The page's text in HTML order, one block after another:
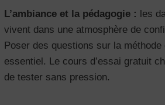
L’ambiance et la pédagogie : les
vivent dans une atmosphère de
Poser des questions sur la méthode
essentiel. Le cours d’essai gratuit
de tester sans pression.